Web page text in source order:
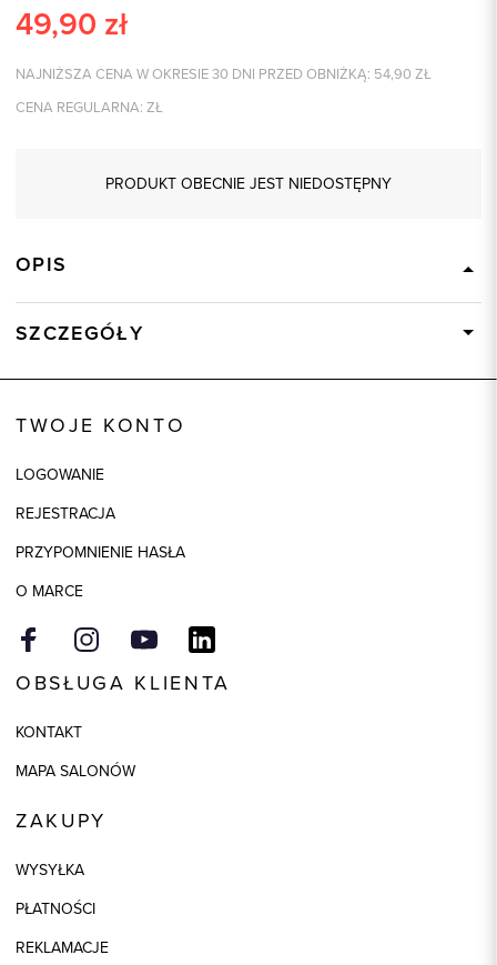
49,90 zł
NAJNIŻSZA CENA W OKRESIE 30 DNI PRZED OBNIŻKĄ: 54,90 ZŁ
CENA REGULARNA: ZŁ
PRODUKT OBECNIE JEST NIEDOSTĘPNY
OPIS
SZCZEGÓŁY
TWOJE KONTO
LOGOWANIE
REJESTRACJA
PRZYPOMNIENIE HASŁA
O MARCE
OBSŁUGA KLIENTA
KONTAKT
MAPA SALONÓW
ZAKUPY
WYSYŁKA
PŁATNOŚCI
REKLAMACJE